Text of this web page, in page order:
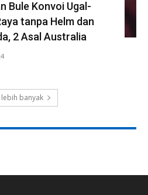
Bule Konvoi Ugal-
tanpa Helm dan
2 Asal Australia
lebih banyak